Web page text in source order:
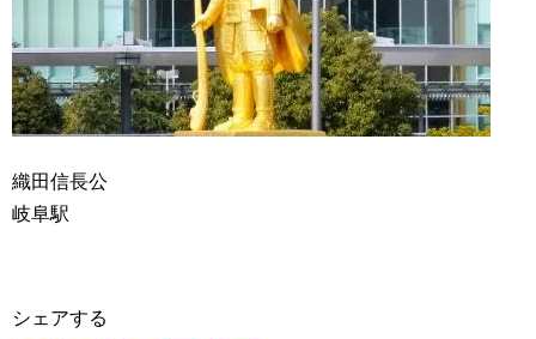
織田信長公
岐阜駅
シェアする